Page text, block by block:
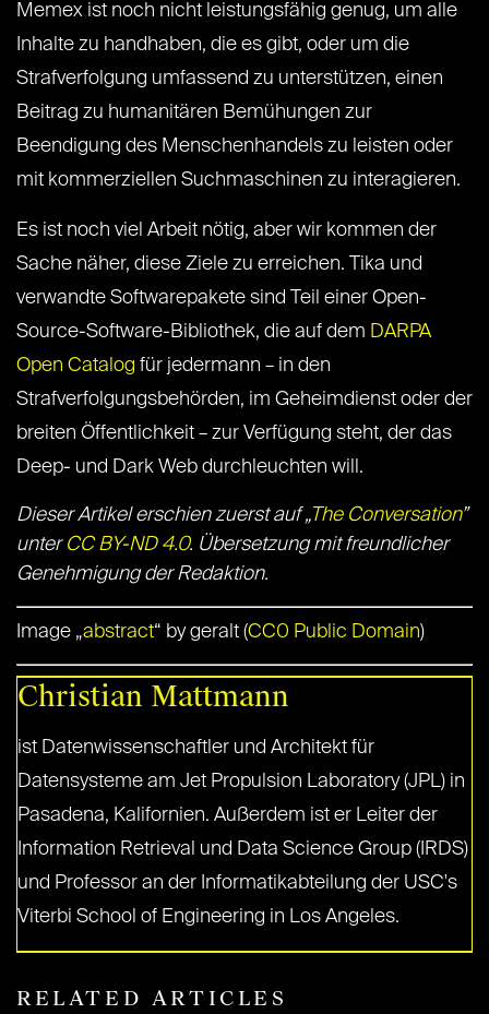
Memex ist noch nicht leistungsfähig genug, um alle
Inhalte zu handhaben, die es gibt, oder um die
Strafverfolgung umfassend zu unterstützen, einen
Beitrag zu humanitären Bemühungen zur
Beendigung des Menschenhandels zu leisten oder
mit kommerziellen Suchmaschinen zu interagieren.
Es ist noch viel Arbeit nötig, aber wir kommen der
Sache näher, diese Ziele zu erreichen. Tika und
verwandte Softwarepakete sind Teil einer Open-
Source-Software-Bibliothek, die auf dem DARPA
Open Catalog für jedermann – in den
Strafverfolgungsbehörden, im Geheimdienst oder der
breiten Öffentlichkeit – zur Verfügung steht, der das
Deep- und Dark Web durchleuchten will.
Dieser Artikel erschien zuerst auf „The Conversation”
unter CC BY-ND 4.0. Übersetzung mit freundlicher
Genehmigung der Redaktion.
Image „abstract“ by geralt (CC0 Public Domain)
Christian Mattmann
ist Datenwissenschaftler und Architekt für
Datensysteme am Jet Propulsion Laboratory (JPL) in
Pasadena, Kalifornien. Außerdem ist er Leiter der
Information Retrieval und Data Science Group (IRDS)
und Professor an der Informatikabteilung der USC's
Viterbi School of Engineering in Los Angeles.
RELATED ARTICLES